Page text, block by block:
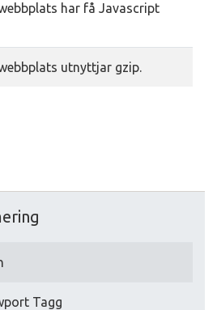
har få Javascript
utnyttjar gzip.
Tagg